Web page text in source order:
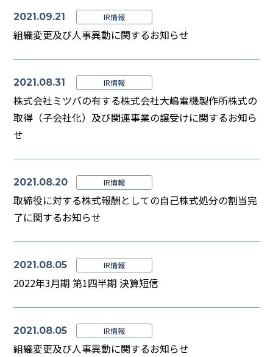
2021.09.21 IR情報
組織変更及び人事異動に関するお知らせ
2021.08.31 IR情報
株式会社ミツバの有する株式会社大嶋電機製作所株式の
取得（子会社化）及び関連事業の譲受けに関するお知ら
せ
2021.08.20 IR情報
取締役に対する株式報酬としての自己株式処分の割当完
了に関するお知らせ
2021.08.05 IR情報
2022年3月期 第1四半期 決算短信
2021.08.05 IR情報
組織変更及び人事異動に関するお知らせ